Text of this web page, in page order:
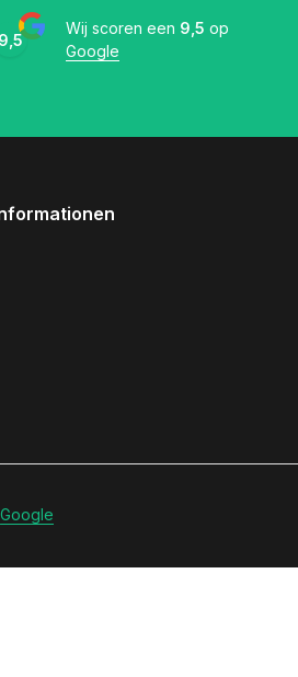
9,5
Wij scoren een 9,5 op
Google
Google